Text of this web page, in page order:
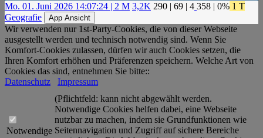
Mo. 01. Juni 2026 14:07:24 | 2 M 3,2K 290 | 69 | 4 358 | 0% 1 T
Geografie
App Ansicht
Wir verwenden nur 1st-Party-Cookies, die von dieser Webseite
ausgestellt werden und technisch notwendig sind. Wenn Sie
Komfort-Cookies zulassen, dürfen wir auch Cookies setzen, die
Ihren Komfort erhöhen und Präferenzen speichern. Welche Art von
Cookies das sind, entnehmen Sie bitte::
Datenschutz
Impressum
Notwendige
(Pflichtfeld: kann nicht abgewählt werden.
Notwendige Cookies helfen dabei, eine Webseite
nutzbar zu machen, indem sie Grundfunktionen wie
Seitennavigation und Zugriff auf sichere Bereiche